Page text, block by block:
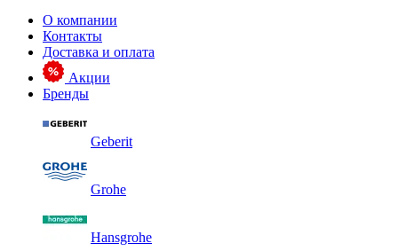
О компании
Контакты
Доставка и оплата
Акции
Бренды
Geberit
Grohe
Hansgrohe